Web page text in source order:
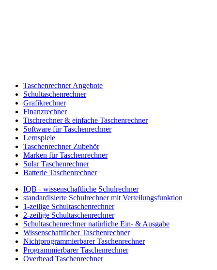
Taschenrechner Angebote
Schultaschenrechner
Grafikrechner
Finanzrechner
Tischrechner & einfache Taschenrechner
Software für Taschenrechner
Lernspiele
Taschenrechner Zubehör
Marken für Taschenrechner
Solar Taschenrechner
Batterie Taschenrechner
IQB - wissenschaftliche Schulrechner
standardisierte Schulrechner mit Verteilungsfunktion
1-zeilige Schultaschenrechner
2-zeilige Schultaschenrechner
Schultaschenrechner natürliche Ein- & Ausgabe
Wissenschaftlicher Taschenrechner
Nichtprogrammierbarer Taschenrechner
Programmierbarer Taschenrechner
Overhead Taschenrechner